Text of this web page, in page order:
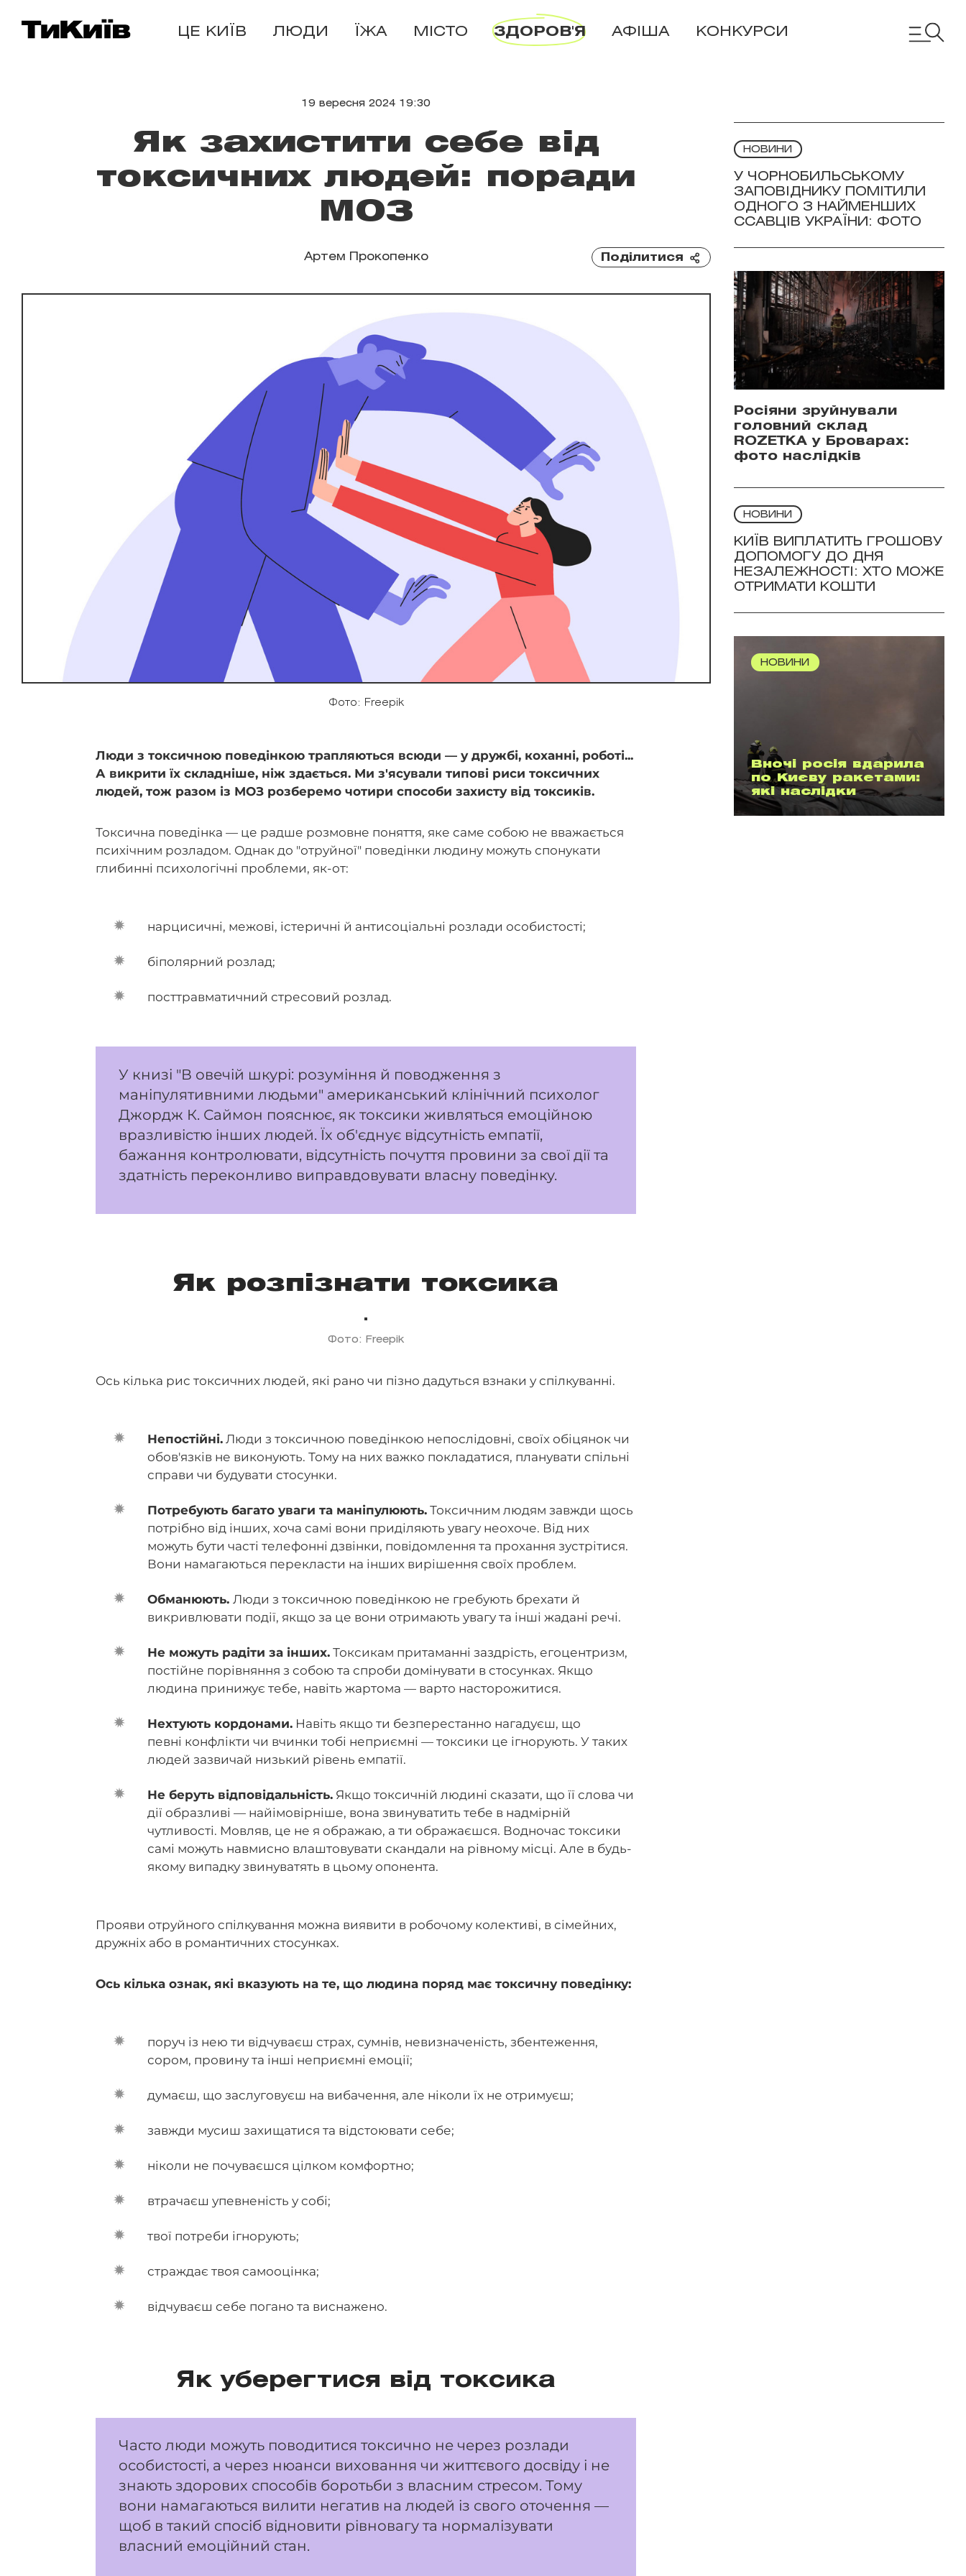
ЦЕ КИЇВ ЛЮДИ ЇЖА МІСТО ЗДОРОВ'Я АФІША КОНКУРСИ
19 вересня 2024 19:30
Як захистити себе від
токсичних людей: поради
МОЗ
Артем Прокопенко Поділитися
Фото: Freepik
Люди з токсичною поведінкою трапляються всюди — у дружбі, коханні, роботі...
А викрити їх складніше, ніж здається. Ми з'ясували типові риси токсичних
людей, тож разом із МОЗ розберемо чотири способи захисту від токсиків.
Токсична поведінка — це радше розмовне поняття, яке саме собою не вважається
психічним розладом. Однак до "отруйної" поведінки людину можуть спонукати
глибинні психологічні проблеми, як-от:
нарцисичні, межові, істеричні й антисоціальні розлади особистості;
біполярний розлад;
посттравматичний стресовий розлад.
У книзі "В овечій шкурі: розуміння й поводження з
маніпулятивними людьми" американський клінічний психолог
Джордж К. Саймон пояснює, як токсики живляться емоційною
вразливістю інших людей. Їх об'єднує відсутність емпатії,
бажання контролювати, відсутність почуття провини за свої дії та
здатність переконливо виправдовувати власну поведінку.
Як розпізнати токсика
Фото: Freepik
Ось кілька рис токсичних людей, які рано чи пізно дадуться взнаки у спілкуванні.
Непостійні. Люди з токсичною поведінкою непослідовні, своїх обіцянок чи
обов'язків не виконують. Тому на них важко покладатися, планувати спільні
справи чи будувати стосунки.
Потребують багато уваги та маніпулюють. Токсичним людям завжди щось
потрібно від інших, хоча самі вони приділяють увагу неохоче. Від них
можуть бути часті телефонні дзвінки, повідомлення та прохання зустрітися.
Вони намагаються перекласти на інших вирішення своїх проблем.
Обманюють. Люди з токсичною поведінкою не гребують брехати й
викривлювати події, якщо за це вони отримають увагу та інші жадані речі.
Не можуть радіти за інших. Токсикам притаманні заздрість, егоцентризм,
постійне порівняння з собою та спроби домінувати в стосунках. Якщо
людина принижує тебе, навіть жартома — варто насторожитися.
Нехтують кордонами. Навіть якщо ти безперестанно нагадуєш, що
певні конфлікти чи вчинки тобі неприємні — токсики це ігнорують. У таких
людей зазвичай низький рівень емпатії.
Не беруть відповідальність. Якщо токсичній людині сказати, що її слова чи
дії образливі — найімовірніше, вона звинуватить тебе в надмірній
чутливості. Мовляв, це не я ображаю, а ти ображаєшся. Водночас токсики
самі можуть навмисно влаштовувати скандали на рівному місці. Але в будь-
якому випадку звинуватять в цьому опонента.
Прояви отруйного спілкування можна виявити в робочому колективі, в сімейних,
дружніх або в романтичних стосунках.
Ось кілька ознак, які вказують на те, що людина поряд має токсичну поведінку:
поруч із нею ти відчуваєш страх, сумнів, невизначеність, збентеження,
сором, провину та інші неприємні емоції;
думаєш, що заслуговуєш на вибачення, але ніколи їх не отримуєш;
завжди мусиш захищатися та відстоювати себе;
ніколи не почуваєшся цілком комфортно;
втрачаєш упевненість у собі;
твої потреби ігнорують;
страждає твоя самооцінка;
відчуваєш себе погано та виснажено.
Як уберегтися від токсика
Часто люди можуть поводитися токсично не через розлади
особистості, а через нюанси виховання чи життєвого досвіду і не
знають здорових способів боротьби з власним стресом. Тому
вони намагаються вилити негатив на людей із свого оточення —
щоб в такий спосіб відновити рівновагу та нормалізувати
власний емоційний стан.
НОВИНИ
У ЧОРНОБИЛЬСЬКОМУ
ЗАПОВІДНИКУ ПОМІТИЛИ
ОДНОГО З НАЙМЕНШИХ
ССАВЦІВ УКРАЇНИ: ФОТО
Росіяни зруйнували
головний склад
ROZETKA у Броварах:
фото наслідків
НОВИНИ
КИЇВ ВИПЛАТИТЬ ГРОШОВУ
ДОПОМОГУ ДО ДНЯ
НЕЗАЛЕЖНОСТІ: ХТО МОЖЕ
ОТРИМАТИ КОШТИ
НОВИНИ
Вночі росія вдарила
по Києву ракетами:
які наслідки